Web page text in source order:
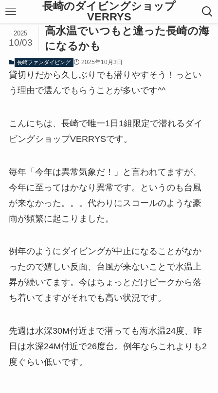
長崎のダイビングショップ
VERRYS
高水温でいつもと違った長崎の海
になるかも
2025
10/03
長崎ファンダイビング 2025年10月3日
貸切りだから久しぶりでも潜りやすそう！っとい
う理由で選んでもらうことが多いです^^
こんにちは、長崎で唯一1日1組限定で潜れるダイ
ビングショップVERRYSです。
毎年「今年は異常気象だ！」と言われてますが、
今年に至ってはかなり異常です。というのも台風
が来なかった。。。代わりにスコールのような豪
雨が頻繁に起こりました。
例年のようにダイビングが中止になることがなか
ったので嬉しい反面、台風が来ないことで水温上
昇が続いてます。今はちょっとだけピークから落
ち着いてますがそれでも高い状況です。
先週は水深30M付近まで潜っても海水温24度、昨
日は水深24M付近で26度台。例年ならこれよりも2
度ぐらい低いです。